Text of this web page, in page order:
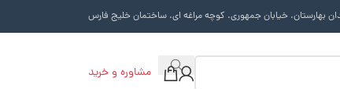
بهارستان. خیابان جمهوری. کوچه مراغه ای. ساختمان خلیج فارس
مشاوره و خرید